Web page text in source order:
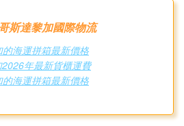
斯達黎加國際物流
海運拼箱最新價格
年最新貨櫃運費
海運拼箱最新價格